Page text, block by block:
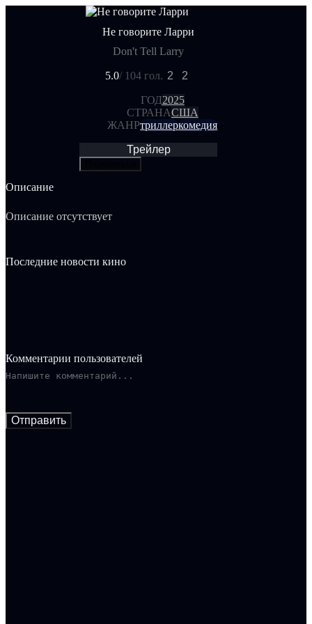
Не говорите Ларри
Don't Tell Larry
5.0/ 104 гол. 2 2
ГОД2025
СТРАНАСША
ЖАНРтриллеркомедия
Трейлер
Описание
Описание отсутствует
Последние новости кино
Комментарии пользователей
Отправить